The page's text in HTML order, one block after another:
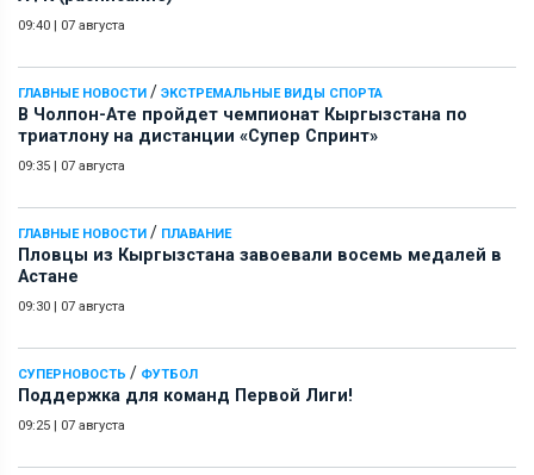
09:40 07 августа
ГЛАВНЫЕ НОВОСТИ / ЭКСТРЕМАЛЬНЫЕ ВИДЫ СПОРТА
В Чолпон-Ате пройдет чемпионат Кыргызстана по
триатлону на дистанции «Супер Спринт»
09:35 07 августа
ГЛАВНЫЕ НОВОСТИ / ПЛАВАНИЕ
Пловцы из Кыргызстана завоевали восемь медалей в
Астане
09:30 07 августа
СУПЕРНОВОСТЬ / ФУТБОЛ
Поддержка для команд Первой Лиги!
09:25 07 августа